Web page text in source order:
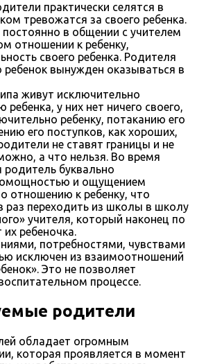
практически селятся в
тревожатся за своего ребенка.
в общении с учителем
отношении к ребенку,
своего ребенка. Родителя
ребенок вынужден оказываться в
живут исключительно
у них нет ничего своего,
ребенку, потаканию его
его поступков, как хороших,
не ставят границы и не
а что нельзя. Во время
родитель буквально
и ощущением
отношению к ребенку, что
раз переходить из школы в школу
учителя, который наконец по
ребеночка.
потребностями, чувствами
исключен из взаимоотношений
Это не позволяет
процессе.
родители
обладает огромным
которая проявляется в момент